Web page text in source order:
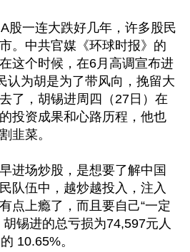
股一连大跌好几年，许多股民
。中共官媒《环球时报》的
这个时候，在6月高调宣布进
认为胡是为了带风向，挽留大
了，胡锡进周四（27日）在
投资成果和心路历程，他也
韭菜。
进场炒股，是想要了解中国
队伍中，越炒越投入，注入
点上瘾了，而且要自己“一定
锡进的总亏损为74,597元人
10.65%。